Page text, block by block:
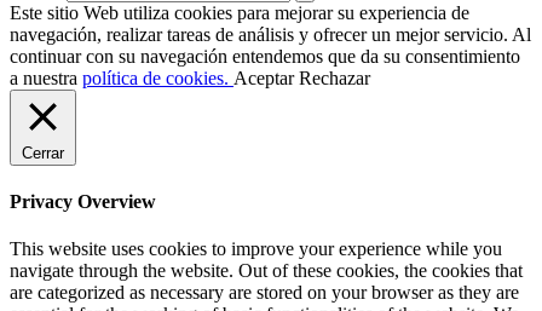
Este sitio Web utiliza cookies para mejorar su experiencia de
navegación, realizar tareas de análisis y ofrecer un mejor servicio. Al
continuar con su navegación entendemos que da su consentimiento
a nuestra política de cookies. Aceptar Rechazar
Cerrar
Privacy Overview
This website uses cookies to improve your experience while you
navigate through the website. Out of these cookies, the cookies that
are categorized as necessary are stored on your browser as they are